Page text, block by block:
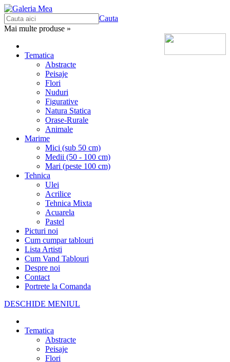
Cauta
Mai multe produse »
Tematica
Abstracte
Peisaje
Flori
Nuduri
Figurative
Natura Statica
Orase-Rurale
Animale
Marime
Mici (sub 50 cm)
Medii (50 - 100 cm)
Mari (peste 100 cm)
Tehnica
Ulei
Acrilice
Tehnica Mixta
Acuarela
Pastel
Picturi noi
Cum cumpar tablouri
Lista Artisti
Cum Vand Tablouri
Despre noi
Contact
Portrete la Comanda
DESCHIDE MENIUL
Tematica
Abstracte
Peisaje
Flori